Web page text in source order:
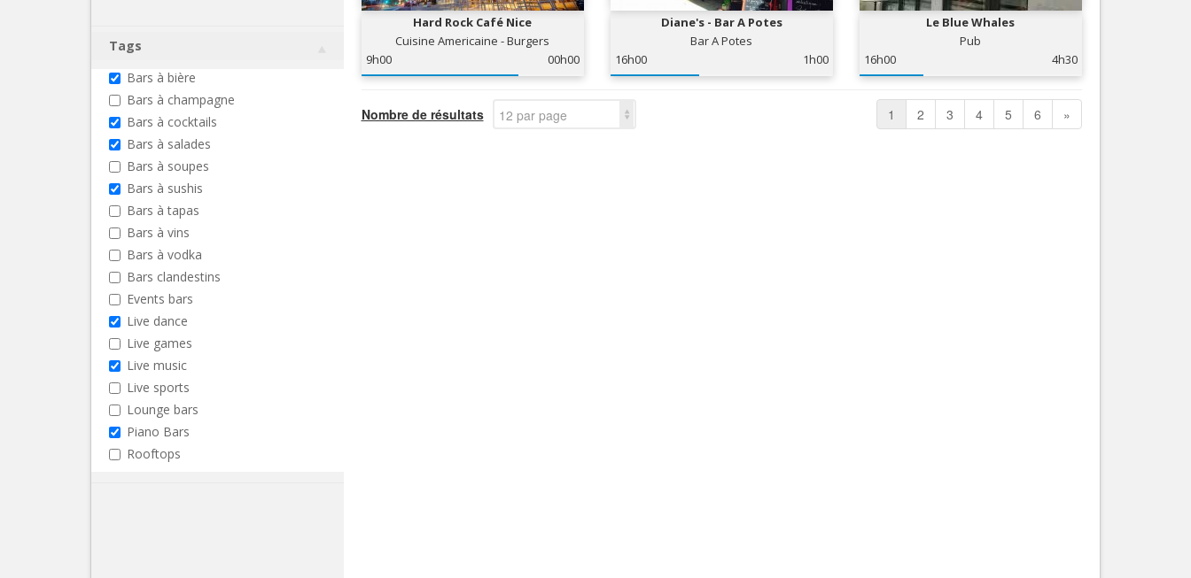
Tags
Bars à bière
Bars à champagne
Bars à cocktails
Bars à salades
Bars à soupes
Bars à sushis
Bars à tapas
Bars à vins
Bars à vodka
Bars clandestins
Events bars
Live dance
Live games
Live music
Live sports
Lounge bars
Piano Bars
Rooftops
Hard Rock Café Nice
Cuisine Americaine - Burgers
9h00
00h00
Diane's - Bar A Potes
Bar A Potes
16h00
1h00
Le Blue Whales
Pub
16h00
4h30
Nombre de résultats 12 par page 1 2 3 4 5 6 »